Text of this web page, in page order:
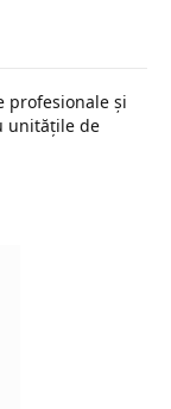
profesionale și
unitățile de